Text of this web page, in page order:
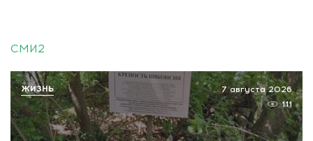
СМИ2
7 августа 2026
111
ЖИЗНЬ